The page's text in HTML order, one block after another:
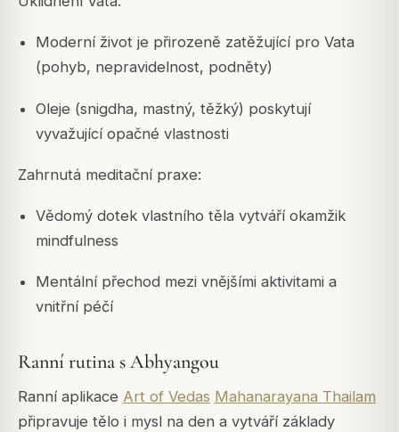
Moderní život je přirozeně zatěžující pro Vata
(pohyb, nepravidelnost, podněty)
Oleje (snigdha, mastný, těžký) poskytují
vyvažující opačné vlastnosti
Zahrnutá meditační praxe:
Vědomý dotek vlastního těla vytváří okamžik
mindfulness
Mentální přechod mezi vnějšími aktivitami a
vnitřní péčí
Ranní rutina s Abhyangou
Ranní aplikace Art of Vedas Mahanarayana Thailam
připravuje tělo i mysl na den a vytváří základy